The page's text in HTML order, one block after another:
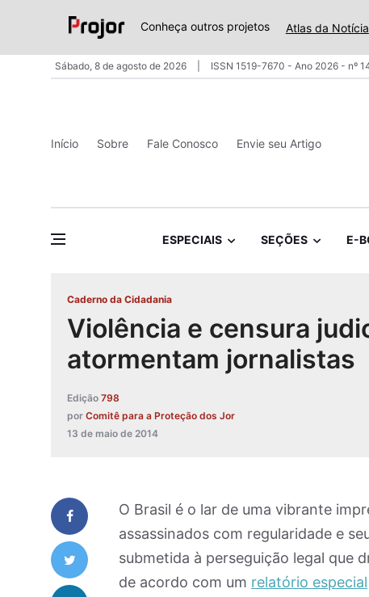
Conheça outros projetos Atlas da Notícia
Sábado, 8 de agosto de 2026 ISSN 1519-7670 - Ano 2026 - nº
Início Sobre Fale Conosco Envie seu Artigo
ESPECIAIS SEÇÕES E-
Caderno da Cidadania
Violência e censura
atormentam jornalistas
Edição 798
por Comitê para a Proteção dos Jor
13 de maio de 2014
O Brasil é o lar de uma vibrante
assassinados com regularidade e
submetida à perseguição legal que
de acordo com um relatório especial